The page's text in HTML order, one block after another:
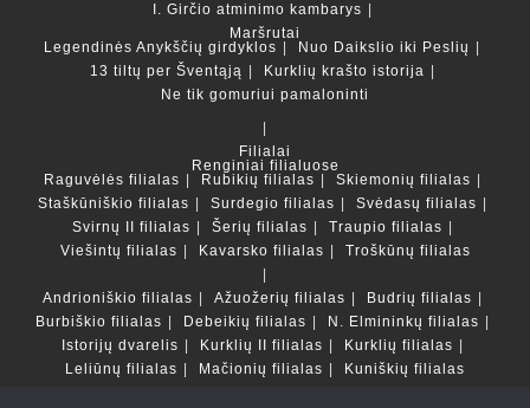
I. Girčio atminimo kambarys
Maršrutai
Legendinės Anykščių girdyklos
Nuo Daikslio iki Peslių
13 tiltų per Šventąją
Kurklių krašto istorija
Ne tik gomuriui pamaloninti
Filialai
Renginiai filialuose
Raguvėlės filialas
Rubikių filialas
Skiemonių filialas
Staškūniškio filialas
Surdegio filialas
Svėdasų filialas
Svirnų II filialas
Šerių filialas
Traupio filialas
Viešintų filialas
Kavarsko filialas Troškūnų filialas
Andrioniškio filialas Ažuožerių filialas
Budrių filialas
Burbiškio filialas
Debeikių filialas
N. Elmininkų filialas
Istorijų dvarelis
Kurklių II filialas
Kurklių filialas
Leliūnų filialas
Mačionių filialas Kuniškių filialas